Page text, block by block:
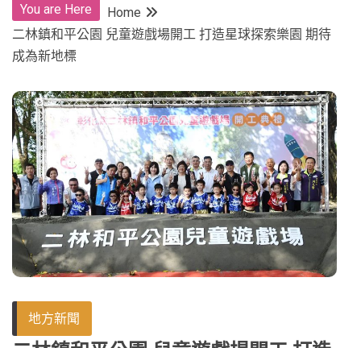
You are Here
Home
二林鎮和平公園 兒童遊戲場開工 打造星球探索樂園 期待
成為新地標
地方新聞